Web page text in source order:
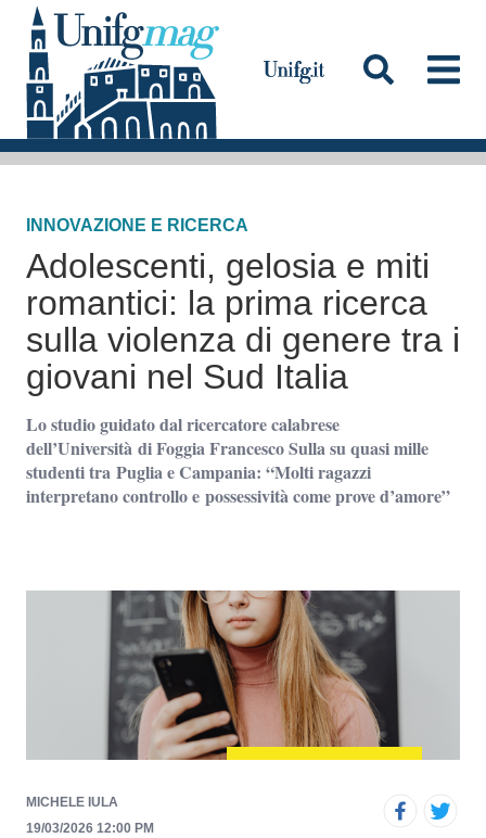
a
a
c
o
t
e
n
t
o
p
n
c
i
p
a
l
Testata
INNOVAZIONE E RICERCA
Adolescenti, gelosia e miti
romantici: la prima ricerca
sulla violenza di genere tra i
giovani nel Sud Italia
Lo studio guidato dal ricercatore calabrese
dell’Università di Foggia Francesco Sulla su quasi mille
studenti tra Puglia e Campania: “Molti ragazzi
interpretano controllo e possessività come prove d’amore”
MICHELE IULA
19/03/2026 12:00 PM